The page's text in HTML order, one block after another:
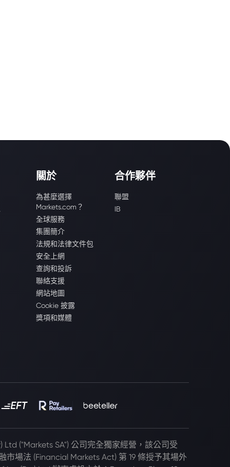
關於
為甚麼選擇
Markets.com？
全球服務
集團簡介
法規和法律文件包
安全上網
查詢和投訴
聯絡支援
網站地圖
Cookie 披露
獎項和媒體
合作夥伴
聯盟
IB
("Markets SA") 公司完全獨家經營，該公司受
市場法 (Financial Markets Act) 第 19 條授予其場外